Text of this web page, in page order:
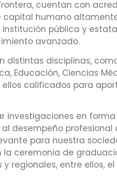
cuentan con
capital humano
pública y
avanzado.
distintas disciplinas,
Educación, Ciencias
calificados para
investigaciones en
desempeño profesional
para nuestra
ceremonia de
y regionales, entre ellos,